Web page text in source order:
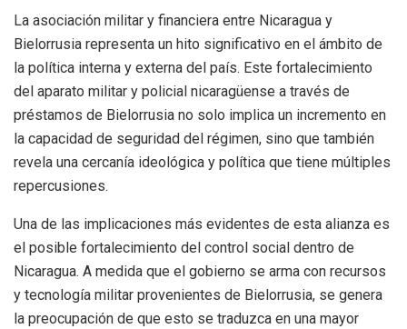
La asociación militar y financiera entre Nicaragua y
Bielorrusia representa un hito significativo en el ámbito de
la política interna y externa del país. Este fortalecimiento
del aparato militar y policial nicaragüense a través de
préstamos de Bielorrusia no solo implica un incremento en
la capacidad de seguridad del régimen, sino que también
revela una cercanía ideológica y política que tiene múltiples
repercusiones.
Una de las implicaciones más evidentes de esta alianza es
el posible fortalecimiento del control social dentro de
Nicaragua. A medida que el gobierno se arma con recursos
y tecnología militar provenientes de Bielorrusia, se genera
la preocupación de que esto se traduzca en una mayor